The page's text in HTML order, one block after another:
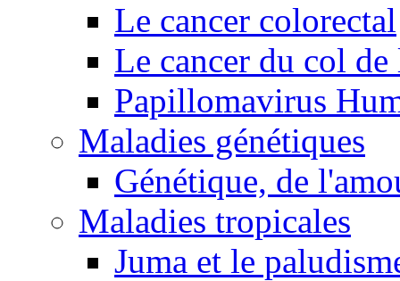
Le cancer colorectal
Le cancer du col de
Papillomavirus
Maladies génétiques
Génétique, de
Maladies tropicales
Juma et le